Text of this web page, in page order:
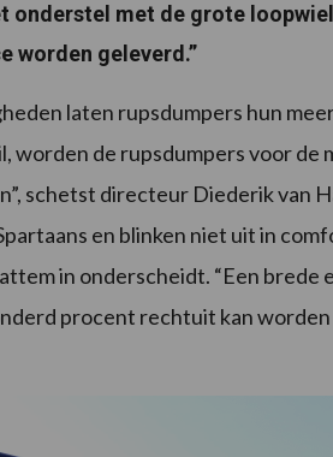
onderstel met de grote
worden geleverd.”
laten rupsdumpers hun
worden de rupsdumpers voor de
schetst directeur Diederik van
en blinken niet uit in
in onderscheidt. “Een brede
procent rechtuit kan